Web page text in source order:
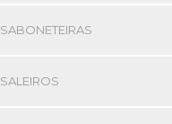
SABONETEIRAS
SALEIROS